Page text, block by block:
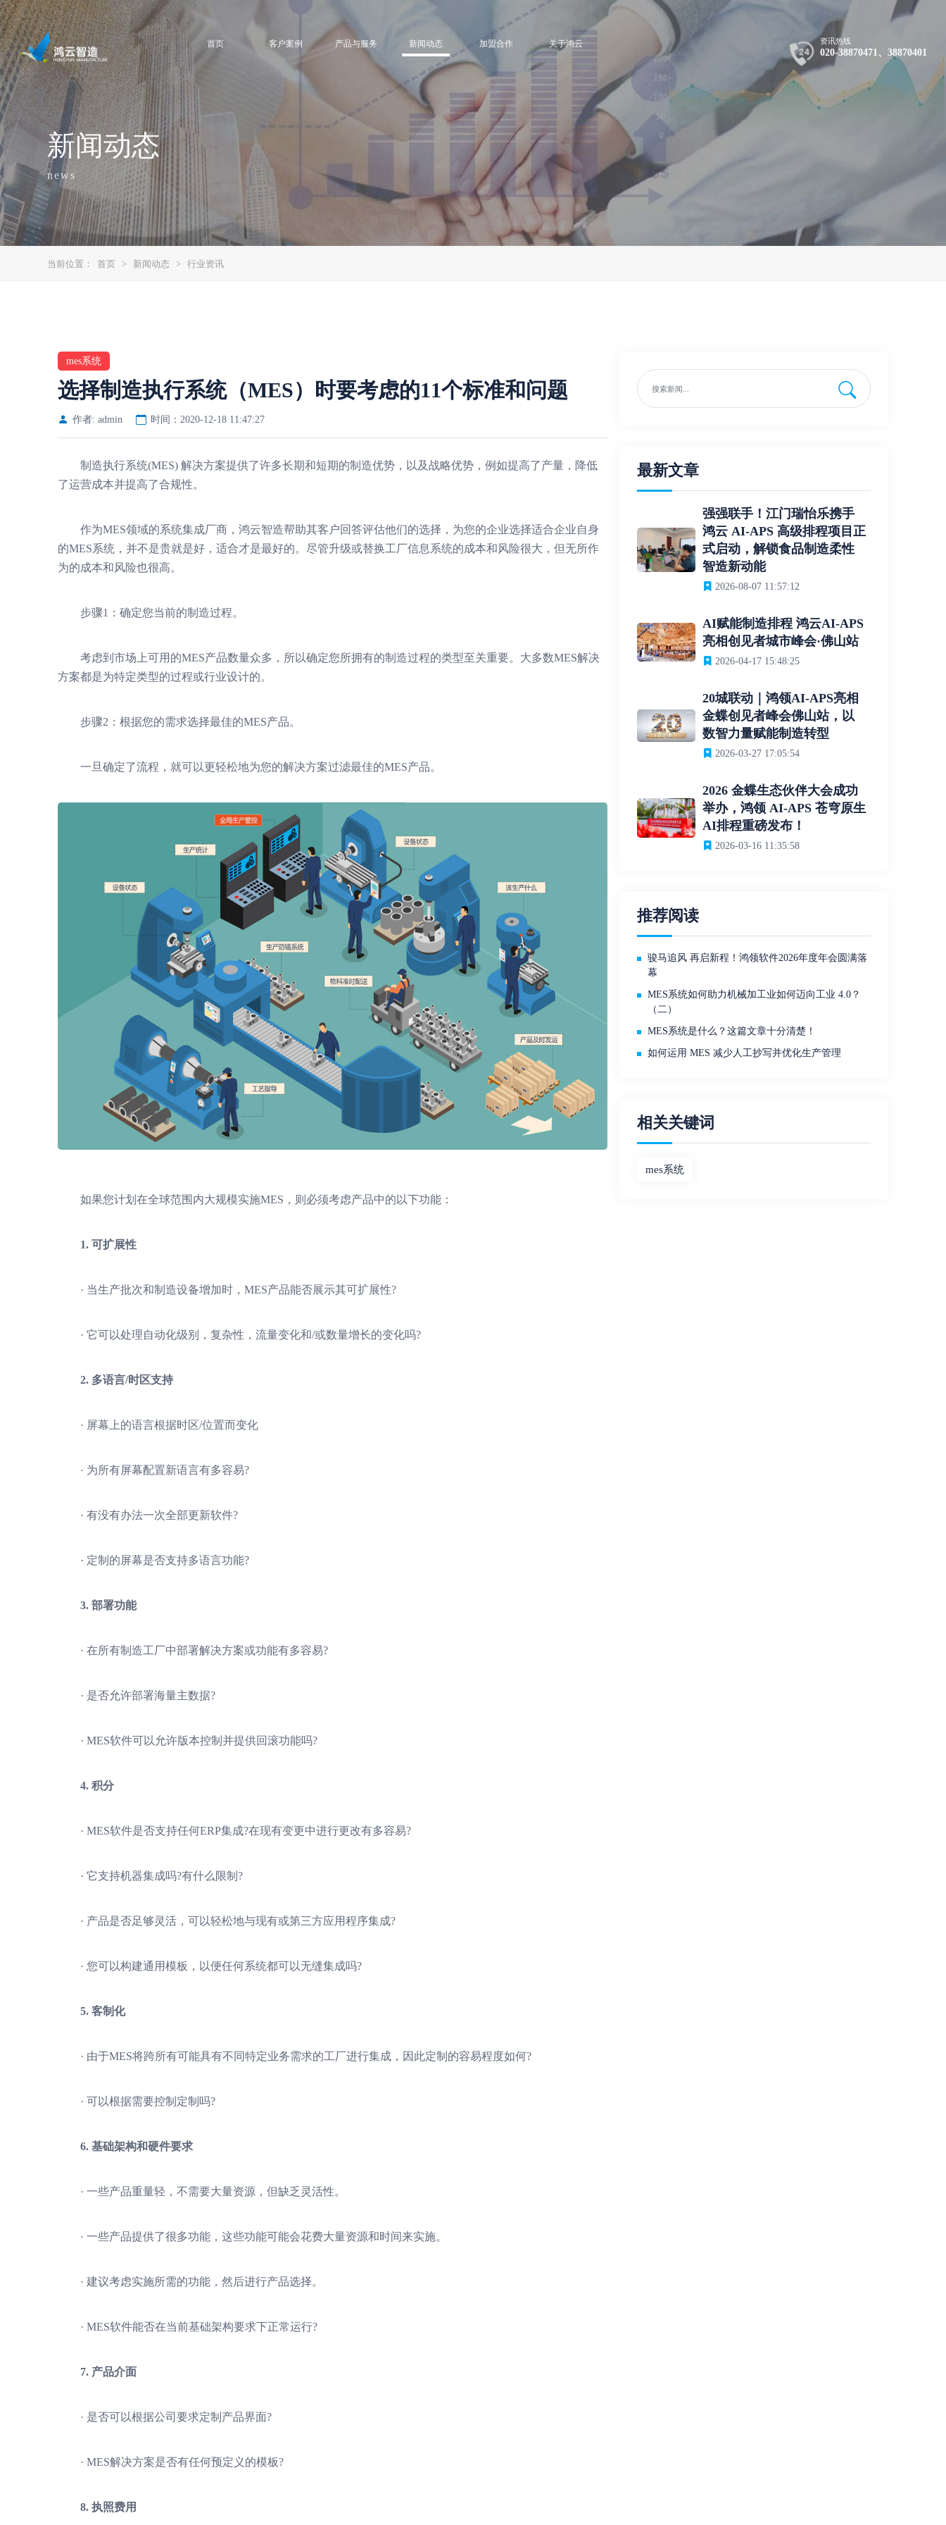
首页 客户案例 产品与服务 新闻动态 加盟合作 关于鸿云 资讯热线
020-38870471、38870401
新闻动态
news
当前位置： 首页 > 新闻动态 > 行业资讯
mes系统
选择制造执行系统（MES）时要考虑的11个标准和问题
作者: admin 时间：2020-12-18 11:47:27
制造执行系统(MES) 解决方案提供了许多长期和短期的制造优势，以及战略优势，例如提高了产量，降低
了运营成本并提高了合规性。
作为MES领域的系统集成厂商，鸿云智造帮助其客户回答评估他们的选择，为您的企业选择适合企业自身
的MES系统，并不是贵就是好，适合才是最好的。尽管升级或替换工厂信息系统的成本和风险很大，但无所作
为的成本和风险也很高。
步骤1：确定您当前的制造过程。
考虑到市场上可用的MES产品数量众多，所以确定您所拥有的制造过程的类型至关重要。大多数MES解决
方案都是为特定类型的过程或行业设计的。
步骤2：根据您的需求选择最佳的MES产品。
一旦确定了流程，就可以更轻松地为您的解决方案过滤最佳的MES产品。
如果您计划在全球范围内大规模实施MES，则必须考虑产品中的以下功能：
1. 可扩展性
· 当生产批次和制造设备增加时，MES产品能否展示其可扩展性?
· 它可以处理自动化级别，复杂性，流量变化和/或数量增长的变化吗?
2. 多语言/时区支持
· 屏幕上的语言根据时区/位置而变化
· 为所有屏幕配置新语言有多容易?
· 有没有办法一次全部更新软件?
· 定制的屏幕是否支持多语言功能?
3. 部署功能
· 在所有制造工厂中部署解决方案或功能有多容易?
· 是否允许部署海量主数据?
· MES软件可以允许版本控制并提供回滚功能吗?
4. 积分
· MES软件是否支持任何ERP集成?在现有变更中进行更改有多容易?
· 它支持机器集成吗?有什么限制?
· 产品是否足够灵活，可以轻松地与现有或第三方应用程序集成?
· 您可以构建通用模板，以便任何系统都可以无缝集成吗?
5. 客制化
· 由于MES将跨所有可能具有不同特定业务需求的工厂进行集成，因此定制的容易程度如何?
· 可以根据需要控制定制吗?
6. 基础架构和硬件要求
· 一些产品重量轻，不需要大量资源，但缺乏灵活性。
· 一些产品提供了很多功能，这些功能可能会花费大量资源和时间来实施。
· 建议考虑实施所需的功能，然后进行产品选择。
· MES软件能否在当前基础架构要求下正常运行?
7. 产品介面
· 是否可以根据公司要求定制产品界面?
· MES解决方案是否有任何预定义的模板?
8. 执照费用
最新文章
强强联手！江门瑞怡乐携手
鸿云 AI-APS 高级排程项目正
式启动，解锁食品制造柔性
智造新动能
2026-08-07 11:57:12
AI赋能制造排程 鸿云AI-APS
亮相创见者城市峰会·佛山站
2026-04-17 15:48:25
20城联动｜鸿领AI-APS亮相
金蝶创见者峰会佛山站，以
数智力量赋能制造转型
2026-03-27 17:05:54
2026 金蝶生态伙伴大会成功
举办，鸿领 AI-APS 苍穹原生
AI排程重磅发布！
2026-03-16 11:35:58
推荐阅读
骏马追风 再启新程！鸿领软件2026年度年会圆满落
幕
MES系统如何助力机械加工业如何迈向工业 4.0？
（二）
MES系统是什么？这篇文章十分清楚！
如何运用 MES 减少人工抄写并优化生产管理
相关关键词
mes系统